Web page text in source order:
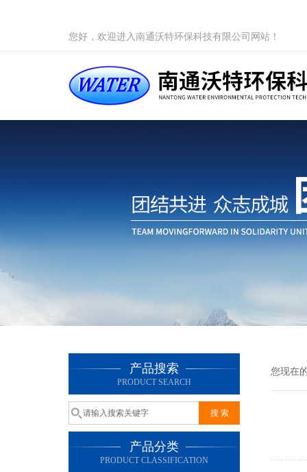
您好，欢迎进入南通沃特环保科技有限公司网站！
产品搜索
PRODUCT SEARCH
产品分类
PRODUCT CLASSIFICATION
您现在